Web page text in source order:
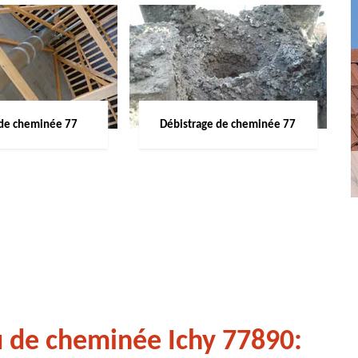
cheminée 77 Débistrage de cheminée 77
cheminée Ichy 77890: